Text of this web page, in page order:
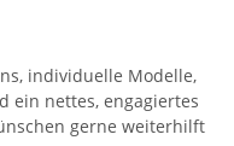
individuelle Modelle,
ein nettes, engagiertes
gerne weiterhilft